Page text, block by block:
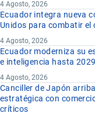
4 Agosto, 2026
Ecuador integra nueva
Unidos para combatir el
4 Agosto, 2026
Ecuador moderniza su
e inteligencia hasta 2029
4 Agosto, 2026
Canciller de Japón
estratégica con
críticos